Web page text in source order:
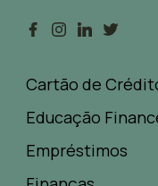
Cartão de
Educação
Empréstimos